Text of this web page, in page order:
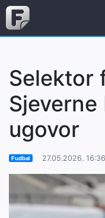
Selektor
ugovor
Fudbal 27.05.2026. 16:36